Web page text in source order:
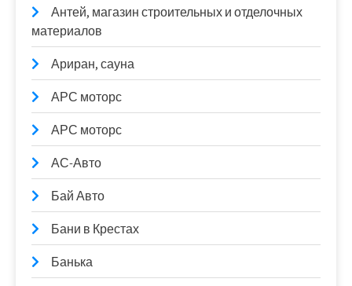
Антей, магазин строительных и отделочных
материалов
Ариран, сауна
АРС моторс
АРС моторс
АС-Авто
Бай Авто
Бани в Крестах
Банька